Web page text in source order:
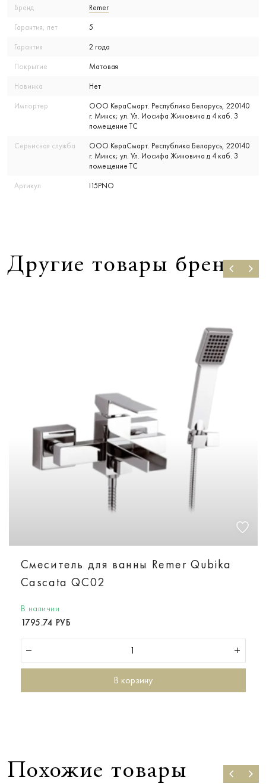
Бренд Remer
Гарантия, лет 5
Гарантия 2 года
Покрытие Матовая
Новинка Нет
Импортер
ООО КераСмарт. Республика Беларусь, 220140
г. Минск; ул. Ул. Иосифа Жиновича д 4 каб. 3
помещение ТС
Сервисная служба
ООО КераСмарт. Республика Беларусь, 220140
г. Минск; ул. Ул. Иосифа Жиновича д 4 каб. 3
помещение ТС
Артикул I15PNO
Другие товары бренда
Смеситель для ванны Remer Qubika
Cascata QC02
В наличии
1795.74 РУБ
В корзину
Похожие товары